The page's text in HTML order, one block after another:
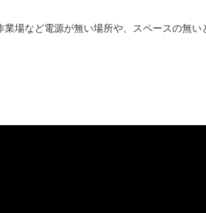
場など電源が無い場所や、スペースの無い